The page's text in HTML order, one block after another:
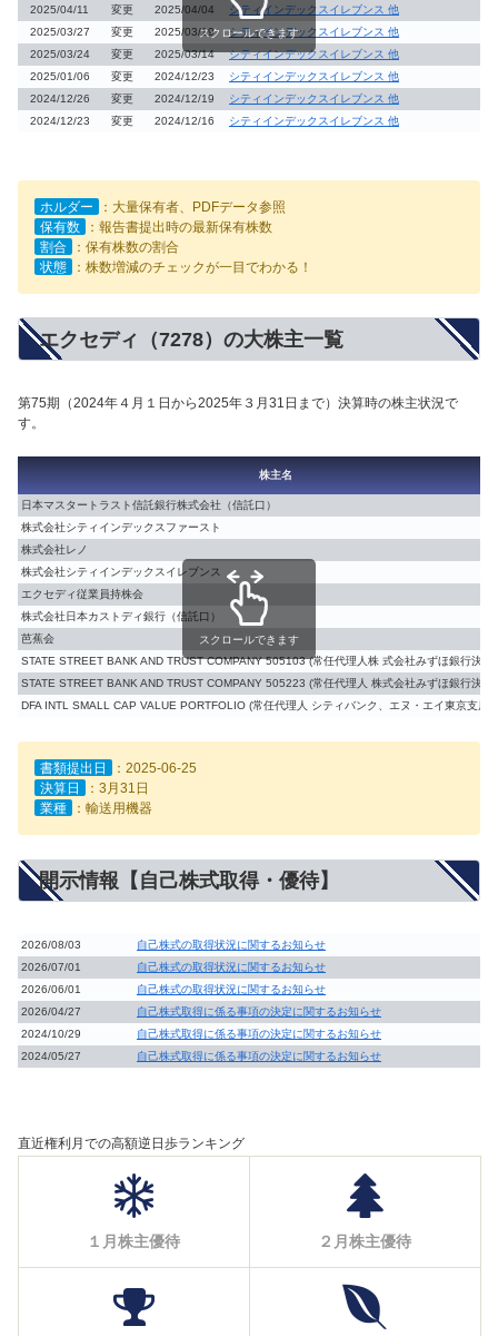
2025/04/11 変更 2025/04/04
シティインデックスイレブンス 他
2025/03/27
変更 2025/03/19
シティインデックスイレブンス 他
2025/03/24
変更 2025/03/14
シティインデックスイレブンス 他
2025/01/06
変更 2024/12/23
シティインデックスイレブンス 他
2024/12/26
変更 2024/12/19
シティインデックスイレブンス 他
2024/12/23
変更 2024/12/16 シティインデックスイレブンス 他
スクロールできます
ホルダー
：大量保有者、PDFデータ参照
保有数
：報告書提出時の最新保有株数
割合
：保有株数の割合
状態
：株数増減のチェックが一目でわかる！
エクセディ（7278）の大株主一覧
第75期（2024年４月１日から2025年３月31日まで）決算時の株主状況で
す。
株主名
日本マスタートラスト信託銀行株式会社（信託口）
株式会社シティインデックスファースト
株式会社レノ
株式会社シティインデックスイレブンス
エクセディ従業員持株会
株式会社日本カストディ銀行（信託口）
芭蕉会
STATE STREET BANK AND TRUST COMPANY 505103 (常任代理人株 式会社みずほ銀行決済
STATE STREET BANK AND TRUST COMPANY 505223 (常任代理人 株式会社みずほ銀行決済
DFA INTL SMALL CAP VALUE PORTFOLIO (常任代理人 シティバンク、エヌ・エイ東京支店)
スクロールできます
書類提出日
：2025-06-25
決算日
：3月31日
業種
：輸送用機器
開示情報【自己株式取得・優待】
2026/08/03
自己株式の取得状況に関するお知らせ
2026/07/01
自己株式の取得状況に関するお知らせ
2026/06/01
自己株式の取得状況に関するお知らせ
2026/04/27
自己株式取得に係る事項の決定に関するお知らせ
2024/10/29
自己株式取得に係る事項の決定に関するお知らせ
2024/05/27
自己株式取得に係る事項の決定に関するお知らせ
直近権利月での高額逆日歩ランキング
１月株主優待 ２月株主優待